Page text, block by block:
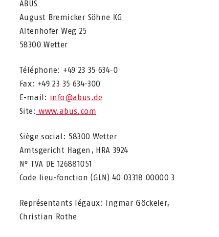
ABUS
August Bremicker Söhne KG
Altenhofer Weg 25
58300 Wetter
Téléphone: +49 23 35 634-0
Fax: +49 23 35 634-300
E-mail: info@abus.de
Site: www.abus.com
Siège social: 58300 Wetter
Amtsgericht Hagen, HRA 3924
N° TVA DE 126881051
Code lieu-fonction (GLN) 40 03318 00000 3
Représentants légaux: Ingmar Göckeler,
Christian Rothe